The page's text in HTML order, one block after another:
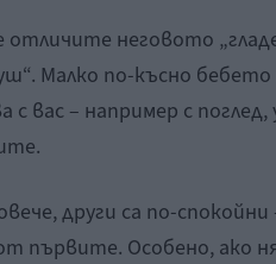
неговото
Малко по-късно
вас – например с поглед,
други са по-
първите. Особено, ако